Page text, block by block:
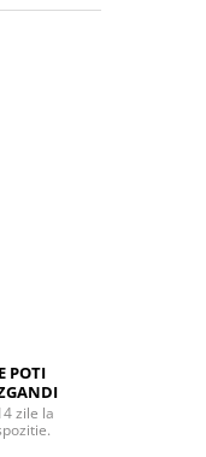
POTI
zile la